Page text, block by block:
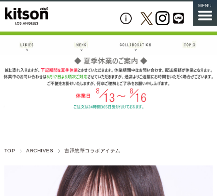
MENU
TOP ARCHIVES 吉澤悠華コラボアイテム